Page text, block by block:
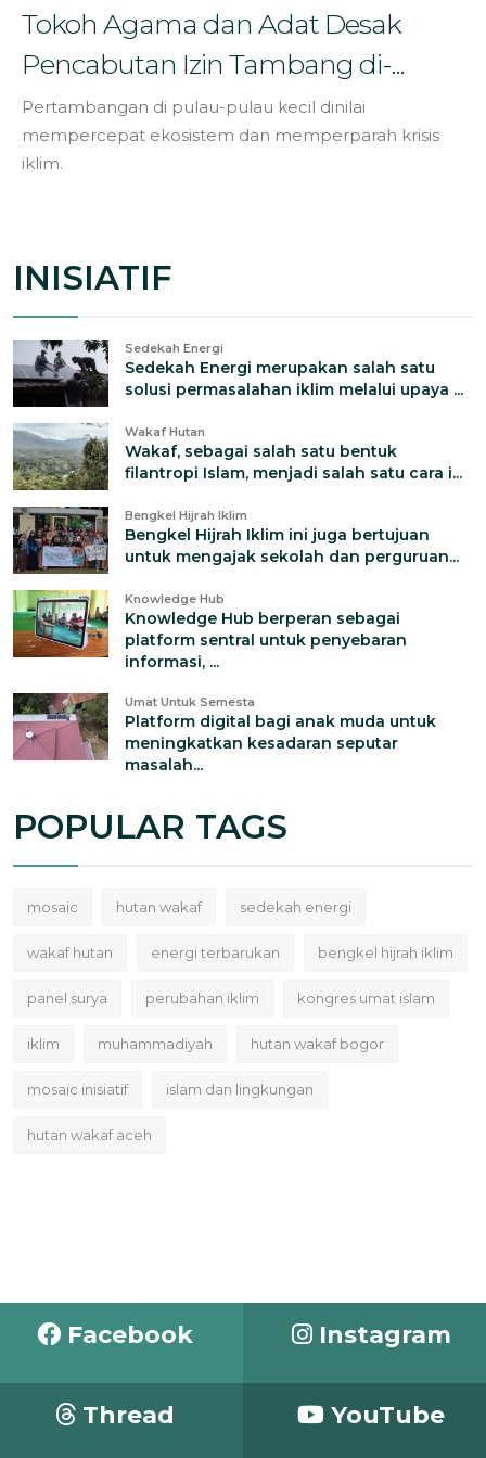
Tokoh Agama dan Adat Desak
Pencabutan Izin Tambang di-...
Pertambangan di pulau-pulau kecil dinilai
mempercepat ekosistem dan memperparah krisis
iklim.
INISIATIF
Sedekah Energi
Sedekah Energi merupakan salah satu
solusi permasalahan iklim melalui upaya ...
Wakaf Hutan
Wakaf, sebagai salah satu bentuk
filantropi Islam, menjadi salah satu cara i...
Bengkel Hijrah Iklim
Bengkel Hijrah Iklim ini juga bertujuan
untuk mengajak sekolah dan perguruan...
Knowledge Hub
Knowledge Hub berperan sebagai
platform sentral untuk penyebaran
informasi, ...
Umat Untuk Semesta
Platform digital bagi anak muda untuk
meningkatkan kesadaran seputar
masalah...
POPULAR TAGS
mosaic hutan wakaf sedekah energi
wakaf hutan energi terbarukan bengkel hijrah iklim
panel surya perubahan iklim kongres umat islam
iklim muhammadiyah hutan wakaf bogor
mosaic inisiatif islam dan lingkungan
hutan wakaf aceh
Facebook Instagram
Thread YouTube